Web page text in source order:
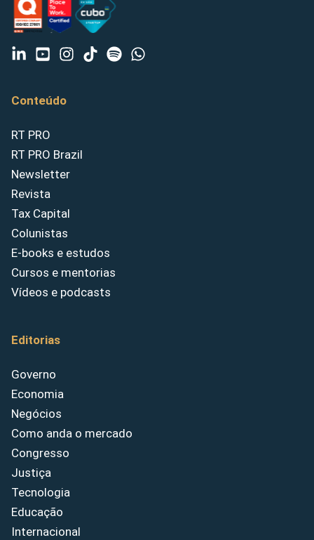
Conteúdo
RT PRO
RT PRO Brazil
Newsletter
Revista
Tax Capital
Colunistas
E-books e estudos
Cursos e mentorias
Vídeos e podcasts
Editorias
Governo
Economia
Negócios
Como anda o mercado
Congresso
Justiça
Tecnologia
Educação
Internacional